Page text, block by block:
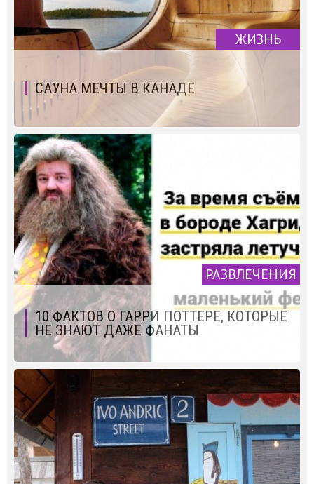
ЖИЗНЬ
САУНА МЕЧТЫ В КАНАДЕ
РАЗВЛЕЧЕНИЯ
10 ФАКТОВ О ГАРРИ ПОТТЕРЕ, КОТОРЫЕ
НЕ ЗНАЮТ ДАЖЕ ФАНАТЫ